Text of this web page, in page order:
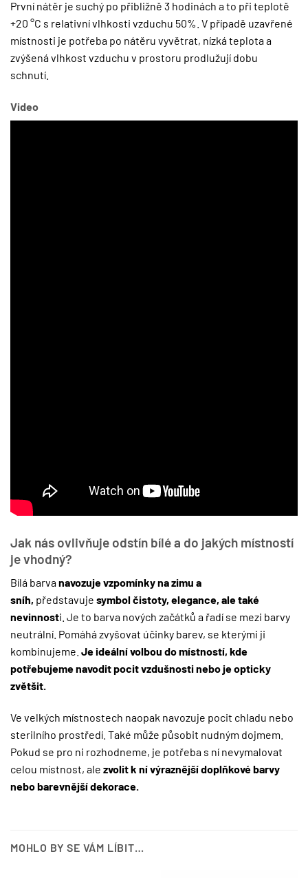
První nátěr je suchý po přibližně 3 hodinách a to při teplotě
+20 °C s relativní vlhkosti vzduchu 50%. V případě uzavřené
místnosti je potřeba po nátěru vyvětrat, nízká teplota a
zvýšená vlhkost vzduchu v prostoru prodlužují dobu
schnutí.
Video
Jak nás ovlivňuje odstín bílé a do jakých místností
je vhodný?
Bílá barvanavozuje vzpomínky na zimu a
sníh, představuje symbol čistoty, elegance, ale také
nevinnosti. Je to barva nových začátků a řadí se mezi barvy
neutrální. Pomáhá zvyšovat účinky barev, se kterými ji
kombinujeme. Je ideální volbou do místností, kde
potřebujeme navodit pocit vzdušnosti nebo je opticky
zvětšit.
Ve velkých místnostech naopak navozuje pocit chladu nebo
sterilního prostředí. Také může působit nudným dojmem.
Pokud se pro ni rozhodneme, je potřeba s ní nevymalovat
celou místnost, ale zvolit k ní výraznější doplňkové barvy
nebo barevnější dekorace.
MOHLO BY SE VÁM LÍBIT…